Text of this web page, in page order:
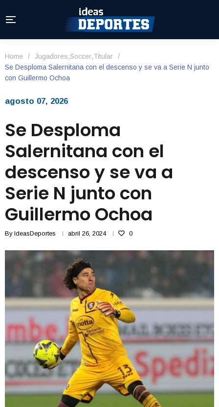
Home / Jugadores,Soccer,Titular
/
Se Desploma Salernitana con el descenso y se va a Serie N junto
con Guillermo Ochoa
agosto 07, 2026
Se Desploma
Salernitana con el
descenso y se va a
Serie N junto con
Guillermo Ochoa
By IdeasDeportes abril 26, 2024 0